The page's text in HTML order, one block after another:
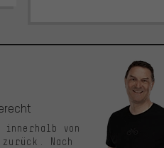
innerhalb von
zurück. Nach